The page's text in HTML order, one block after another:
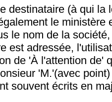
destinataire (à qui la
le ministère
le nom de la
est adressée,
de 'À l'attention de'
'M.'(avec
souvent écrits en